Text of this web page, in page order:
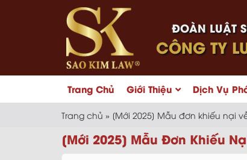
ĐOÀN LUẬT
CÔNG TY
Trang Chủ Giới Thiệu Dịch Vụ
Trang chủ » [Mới 2025] Mẫu đơn khiếu nại
[Mới 2025] Mẫu Đơn Khiếu